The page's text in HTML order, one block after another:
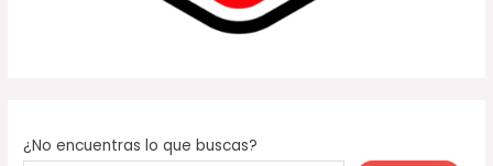
¿No encuentras lo que buscas?